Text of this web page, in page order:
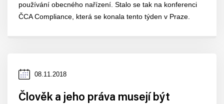
používání obecného nařízení. Stalo se tak na konferenci
ČCA Compliance, která se konala tento týden v Praze.
Datum
08.11.2018
Člověk a jeho práva musejí být